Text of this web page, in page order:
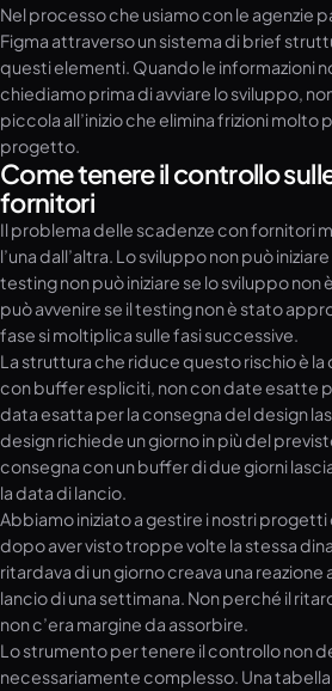
Nel processo che usiamo con le agenzie
Figma attraverso un sistema di brief
questi elementi. Quando le informazioni
chiediamo prima di avviare lo sviluppo,
piccola all’inizio che elimina frizioni molto
progetto.
Come tenere il controllo
fornitori
Il problema delle scadenze con fornitori
l’una dall’altra. Lo sviluppo non può
testing non può iniziare se lo sviluppo
può avvenire se il testing non è stato
fase si moltiplica sulle fasi successive.
La struttura che riduce questo rischio è
con buffer espliciti, non con date esatte
data esatta per la consegna del design
design richiede un giorno in più del
consegna con un buffer di due giorni
la data di lancio.
Abbiamo iniziato a gestire i nostri
dopo aver visto troppe volte la stessa
ritardava di un giorno creava una
lancio di una settimana. Non perché il
non c’era margine da assorbire.
Lo strumento per tenere il controllo non
necessariamente complesso. Una